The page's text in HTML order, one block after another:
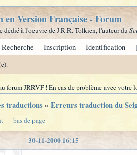
en Version Française - Forum
dédié à l'oeuvre de J.R.R. Tolkien, l'auteur du
Recherche Inscription Identification
forum JRRVF ! En cas de problème avec
traductions» Erreurs traduction du
bas de page
30-11-2000 16:15